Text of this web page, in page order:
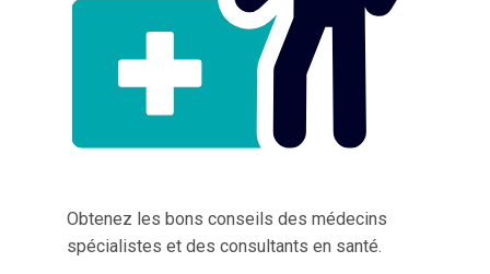
Obtenez les bons conseils des médecins
spécialistes et des consultants en santé.